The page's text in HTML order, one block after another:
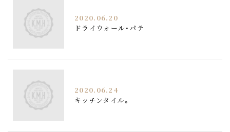
2020.06.20
ドライウォール・パテ
2020.06.24
キッチンタイル。